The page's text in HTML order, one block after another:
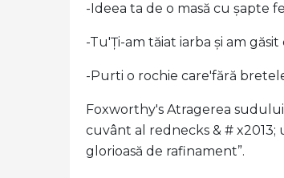
-Ideea ta de o masă cu șapte
-Tu'Ți-am tăiat iarba și am găsit
-Purti o rochie care'fără
Foxworthy's Atragerea
cuvânt al rednecks & #
glorioasă de rafinament”.